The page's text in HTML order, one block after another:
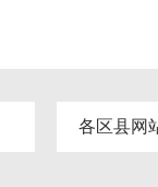
各区县网